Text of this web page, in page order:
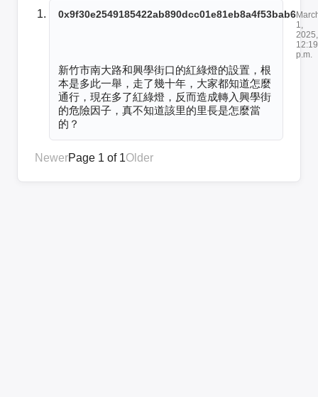
0x9f30e2549185422ab890dcc01e81eb8a4f53bab6
1,
2025,
12:19
p.m.
新竹市南大路和興學街口的紅綠燈的設置，根
本是多此一舉，走了幾十年，大家都知道怎麼
通行，現在多了紅綠燈，反而造成轉入興學街
的危險因子，真不知道該里的里長是怎麼當
的？
NewerPage 1 of 1Older